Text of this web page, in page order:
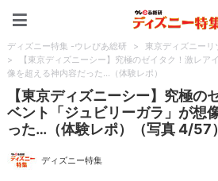
ディズニー特集 -ウレぴあ総研 > 東京ディズニーリ
>
【東京ディズニーシー】究極のゼイタク！激レア
像を超える神内容だった…（体験レポ）
【東京ディズニーシー】究極の
ベント「ジュビリーガラ」が想
った…（体験レポ）（写真 4/57）
ディズニー特集